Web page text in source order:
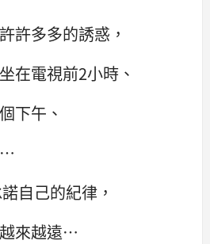
許多多的誘惑，
在電視前2小時、
下午、
…
自己的紀律，
來越遠…